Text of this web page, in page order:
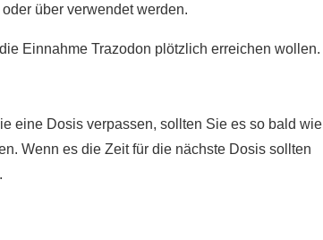
über verwendet werden.
Einnahme Trazodon plötzlich erreichen wollen.
eine Dosis verpassen, sollten Sie es so bald wie
Wenn es die Zeit für die nächste Dosis sollten